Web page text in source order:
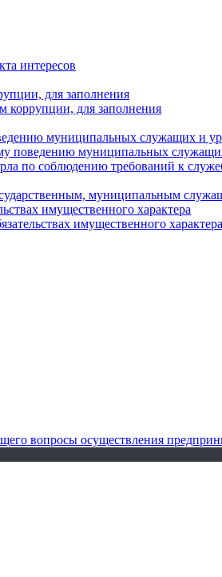
интересов
для заполнения
коррупции, для заполнения
муниципальных служащих и
поведению муниципальных
по соблюдению требований к
муниципальным
имущественного характера
имущественного характера
вопросы осуществления